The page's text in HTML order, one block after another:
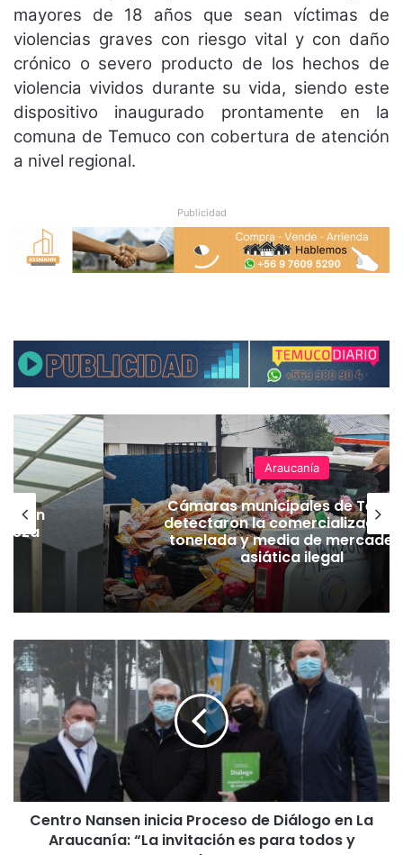
mayores de 18 años que sean víctimas de
violencias graves con riesgo vital y con daño
crónico o severo producto de los hechos de
violencia vividos durante su vida, siendo este
dispositivo inaugurado prontamente en la
comuna de Temuco con cobertura de atención
a nivel regional.
Publicidad
Araucanía
Cámaras municipales de
detectaron la comercialización
tonelada y media de
asiática ilegal
e
n
o
a
n
Centro Nansen inicia Proceso de Diálogo en La
Araucanía: “La invitación es para todos y